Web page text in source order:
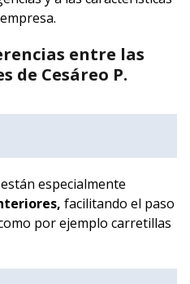
entre las
de Cesáreo P.
especialmente
facilitando el paso
por ejemplo carretillas